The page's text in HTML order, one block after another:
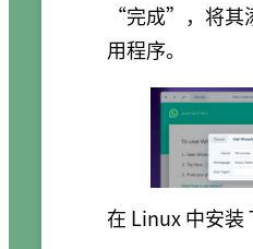
“完成”，将其
用程序。
在 Linux 中安装